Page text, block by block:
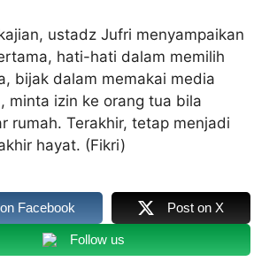
ustadz Jufri menyampaikan
hati-hati dalam memilih
bijak dalam memakai media
minta izin ke orang tua bila
rumah. Terakhir, tetap menjadi
hayat. (Fikri)
Facebook Post on X
Follow us